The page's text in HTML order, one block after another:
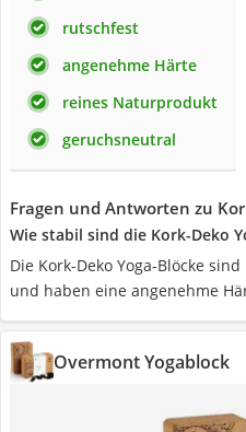
rutschfest
angenehme Härte
reines Naturprodukt
geruchsneutral
Fragen und Antworten zu
Wie stabil sind die Kork-Deko
Die Kork-Deko Yoga-Blöcke
und haben eine angenehme
Overmont Yogablock